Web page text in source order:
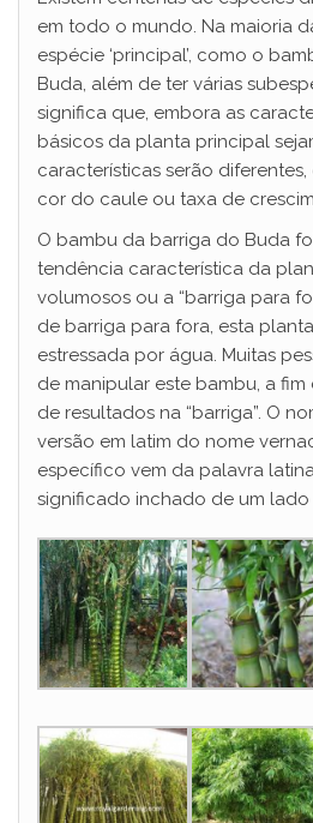
em todo o mundo. Na maioria
espécie ‘principal’, como o
Buda, além de ter várias
significa que, embora as
básicos da planta principal
características serão
cor do caule ou taxa de
O bambu da barriga do Buda
tendência característica da
volumosos ou a “barriga para
de barriga para fora, esta
estressada por água. Muitas
de manipular este bambu, a
de resultados na “barriga”. O
versão em latim do nome
específico vem da palavra
significado inchado de um